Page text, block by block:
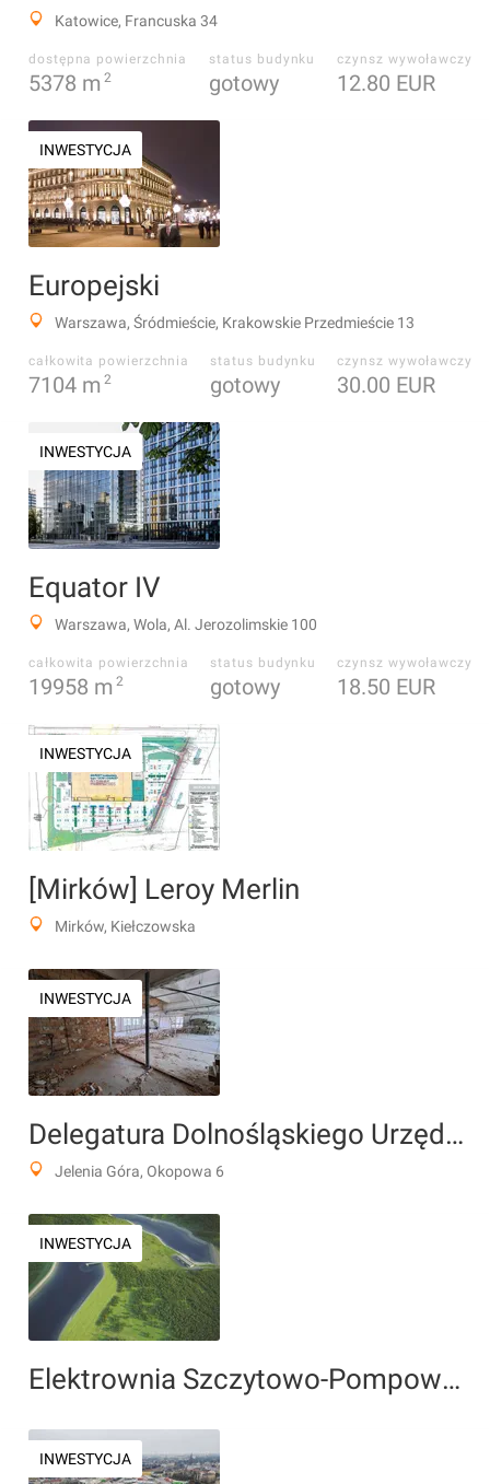
Katowice, Francuska 34
dostępna powierzchnia
5378 m 2
status budynku
gotowy
czynsz wywoławczy
12.80 EUR
INWESTYCJA
Europejski
Warszawa, Śródmieście, Krakowskie Przedmieście 13
całkowita powierzchnia
7104 m 2
status budynku
gotowy
czynsz wywoławczy
30.00 EUR
INWESTYCJA
Equator IV
Warszawa, Wola, Al. Jerozolimskie 100
całkowita powierzchnia
19958 m 2
status budynku
gotowy
czynsz wywoławczy
18.50 EUR
INWESTYCJA
[Mirków] Leroy Merlin
Mirków, Kiełczowska
INWESTYCJA
Delegatura Dolnośląskiego Urzędu Celno-Skarbowego
Jelenia Góra, Okopowa 6
INWESTYCJA
Elektrownia Szczytowo-Pompowa "Młoty"
INWESTYCJA